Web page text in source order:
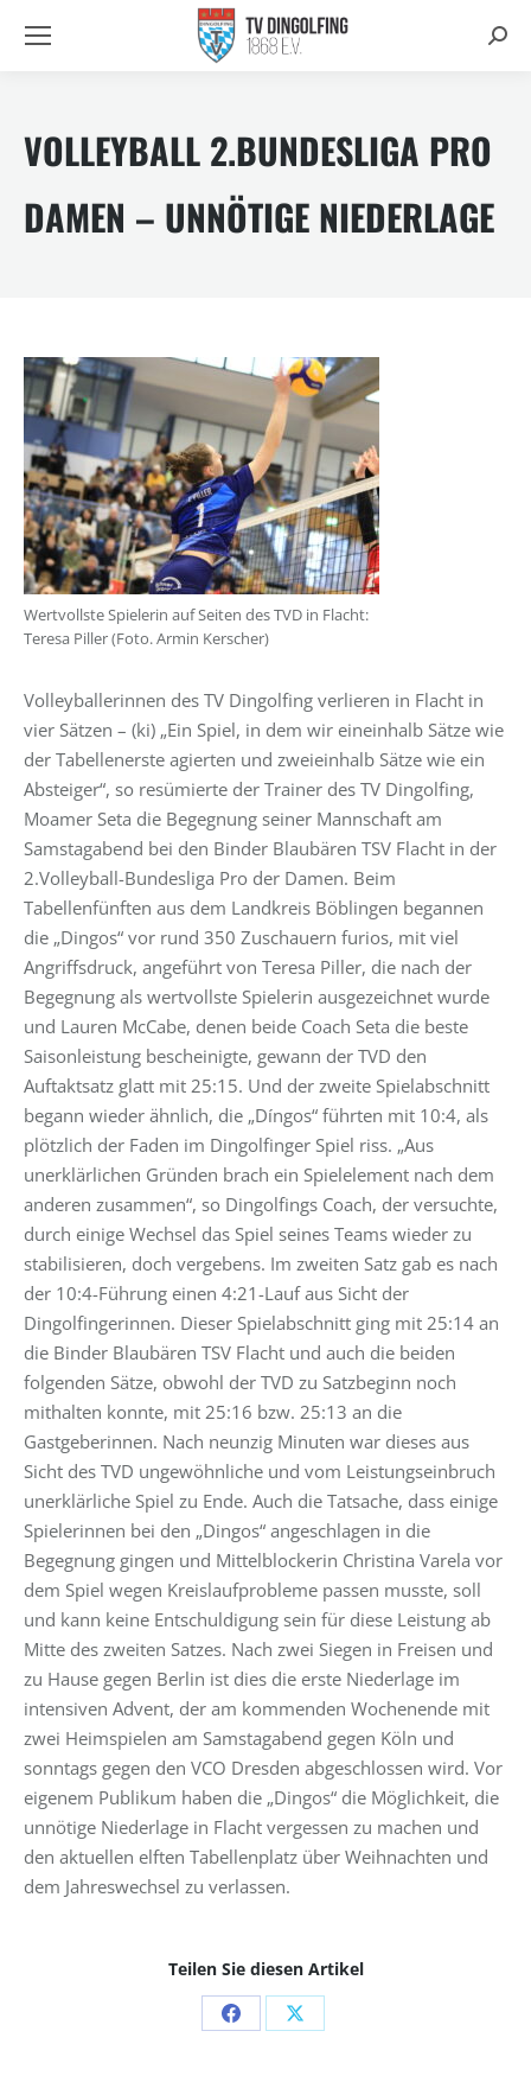
VOLLEYBALL 2.BUNDESLIGA PRO
DAMEN – UNNÖTIGE NIEDERLAGE
Wertvollste Spielerin auf Seiten des TVD in Flacht:
Teresa Piller (Foto. Armin Kerscher)
Volleyballerinnen des TV Dingolfing verlieren in Flacht in
vier Sätzen – (ki) „Ein Spiel, in dem wir eineinhalb Sätze wie
der Tabellenerste agierten und zweieinhalb Sätze wie ein
Absteiger“, so resümierte der Trainer des TV Dingolfing,
Moamer Seta die Begegnung seiner Mannschaft am
Samstagabend bei den Binder Blaubären TSV Flacht in der
2.Volleyball-Bundesliga Pro der Damen. Beim
Tabellenfünften aus dem Landkreis Böblingen begannen
die „Dingos“ vor rund 350 Zuschauern furios, mit viel
Angriffsdruck, angeführt von Teresa Piller, die nach der
Begegnung als wertvollste Spielerin ausgezeichnet wurde
und Lauren McCabe, denen beide Coach Seta die beste
Saisonleistung bescheinigte, gewann der TVD den
Auftaktsatz glatt mit 25:15. Und der zweite Spielabschnitt
begann wieder ähnlich, die „Díngos“ führten mit 10:4, als
plötzlich der Faden im Dingolfinger Spiel riss. „Aus
unerklärlichen Gründen brach ein Spielelement nach dem
anderen zusammen“, so Dingolfings Coach, der versuchte,
durch einige Wechsel das Spiel seines Teams wieder zu
stabilisieren, doch vergebens. Im zweiten Satz gab es nach
der 10:4-Führung einen 4:21-Lauf aus Sicht der
Dingolfingerinnen. Dieser Spielabschnitt ging mit 25:14 an
die Binder Blaubären TSV Flacht und auch die beiden
folgenden Sätze, obwohl der TVD zu Satzbeginn noch
mithalten konnte, mit 25:16 bzw. 25:13 an die
Gastgeberinnen. Nach neunzig Minuten war dieses aus
Sicht des TVD ungewöhnliche und vom Leistungseinbruch
unerklärliche Spiel zu Ende. Auch die Tatsache, dass einige
Spielerinnen bei den „Dingos“ angeschlagen in die
Begegnung gingen und Mittelblockerin Christina Varela vor
dem Spiel wegen Kreislaufprobleme passen musste, soll
und kann keine Entschuldigung sein für diese Leistung ab
Mitte des zweiten Satzes. Nach zwei Siegen in Freisen und
zu Hause gegen Berlin ist dies die erste Niederlage im
intensiven Advent, der am kommenden Wochenende mit
zwei Heimspielen am Samstagabend gegen Köln und
sonntags gegen den VCO Dresden abgeschlossen wird. Vor
eigenem Publikum haben die „Dingos“ die Möglichkeit, die
unnötige Niederlage in Flacht vergessen zu machen und
den aktuellen elften Tabellenplatz über Weihnachten und
dem Jahreswechsel zu verlassen.
Teilen Sie diesen Artikel
Share Share